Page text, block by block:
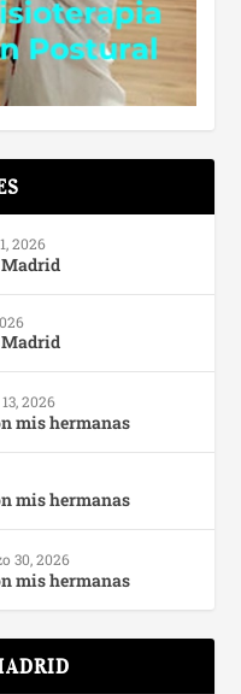
2026
Madrid
Madrid
2026
mis hermanas
mis hermanas
30, 2026
mis hermanas